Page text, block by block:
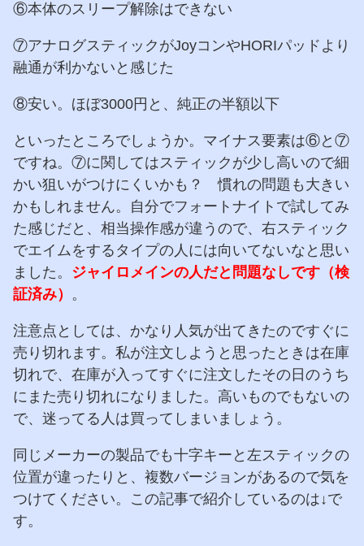
⑥本体のスリープ解除はできない
⑦アナログスティックがJoyコンやHORIパッドより
融通が利かないと感じた
⑧安い。ほぼ3000円と、純正の半額以下
といったところでしょうか。マイナス要素は⑥と⑦
ですね。⑦に関してはスティックが少し高いので細
かい狙いがつけにくいかも？ 慣れの問題も大きい
かもしれません。自分でフォートナイトで試してみ
た感じだと、相当操作感が違うので、右スティック
でエイムをするタイプの人には向いてないなと思い
ました。 ジャイロメインの人だと問題なしです（検
証済み） 。
注意点としては、かなり人気が出てきたのですぐに
売り切れます。私が注文しようと思ったときは在庫
切れで、在庫が入ってすぐに注文したその日のうち
にまた売り切れになりました。高いものでもないの
で、迷ってる人は買ってしまいましょう。
同じメーカーの製品でも十字キーと左スティックの
位置が違ったりと、複数バージョンがあるので気を
つけてください。この記事で紹介しているのは↓で
す。